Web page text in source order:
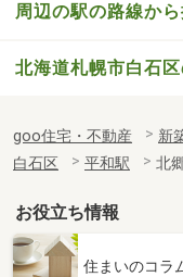
周辺の駅の路線か
北海道札幌市白石
goo住宅・不動産 新
白石区
平和駅 北
お役立ち情報
住まいのコラ